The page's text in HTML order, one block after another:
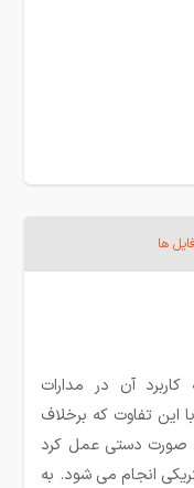
فایل ها
آن در مدارات
این تفاوت که برخلاف
صورت دستی عمل کرد
انجام می شود. به